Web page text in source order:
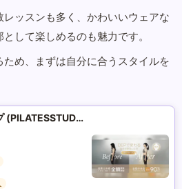
ッスンも多く、かわいいウェアな
して楽しめるのも魅力です。
め、まずは自分に合うスタイルを
ピラティススタジオ デップ (PILATESSTUDIO DEP)